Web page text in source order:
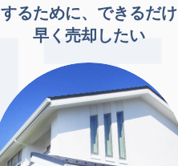
するために、できるだけ
早く売却したい